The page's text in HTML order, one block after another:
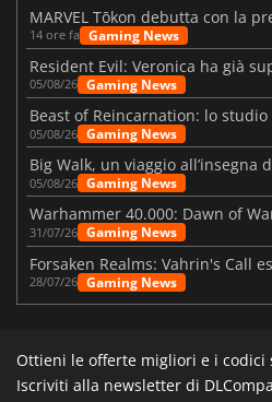
14 ore fa Gaming News
05/08/26 Gaming News
05/08/26 Gaming News
Big Walk, un viaggio all’insegna
05/08/26 Gaming News
31/07/26 Gaming News
28/07/26 Gaming News
Ottieni le offerte migliori e i codici
Iscriviti alla newsletter di